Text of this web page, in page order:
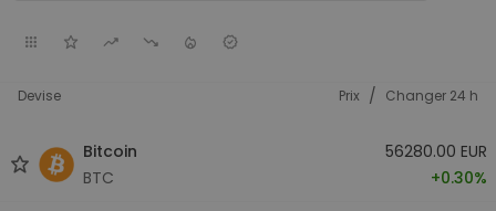
Devise Prix / Changer 24 h
Bitcoin
BTC
56280.00 EUR
+0.30%